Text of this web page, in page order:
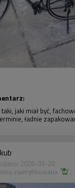
jaki miał być,
ładnie
2026-03-20
zweryfikowana